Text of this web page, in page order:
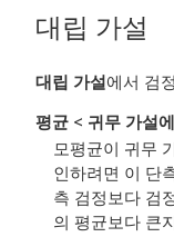
대립 가설
대립 가설에서 검
평균 < 귀무 가설
모평균이 귀무
인하려면 이 단
측 검정보다 검
의 평균보다 큰